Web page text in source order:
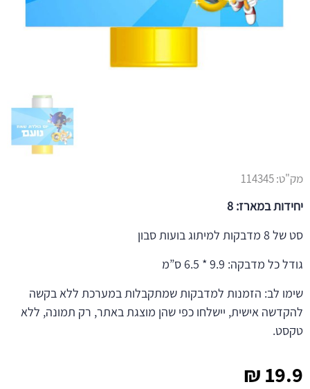
19.9
₪
מק"ט:114345
יחידות במארז: 8
סט של 8 מדבקות למיתוג בועות סבון
גודל כל מדבקה: 9.9 * 6.5 ס”מ
שימו לב: הזמנות למדבקות שמתקבלות במערכת ללא בקשה
להקדשה אישית, יישלחו כפי שהן מוצגת באתר, רק תמונה, ללא
טקסט.